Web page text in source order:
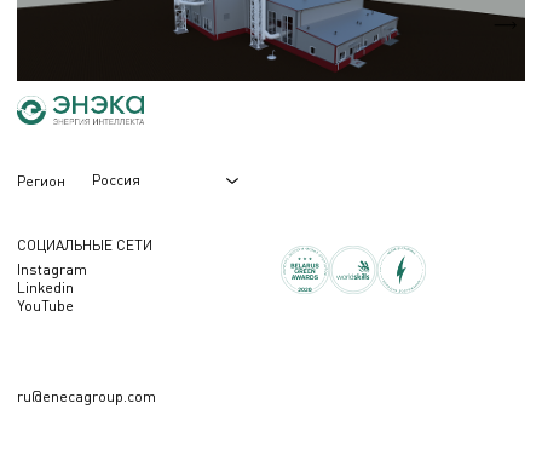
Регион Россия
СОЦИАЛЬНЫЕ СЕТИ
Instagram
Linkedin
YouTube
ru@enecagroup.com